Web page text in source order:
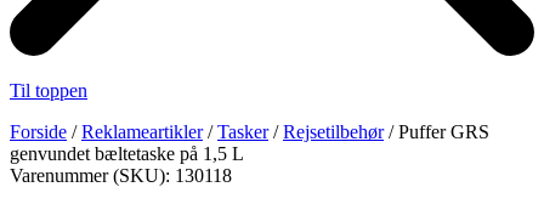
Til toppen
Forside /Reklameartikler/Tasker/Rejsetilbehør/ Puffer GRS
genvundet bæltetaske på 1,5 L
Varenummer (SKU): 130118